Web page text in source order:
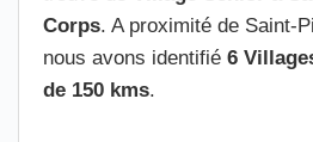
Corps. A proximité de Saint-
nous avons identifié 6
de 150 kms.